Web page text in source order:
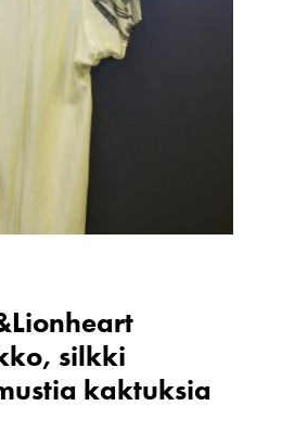
silkki
kaktuksia